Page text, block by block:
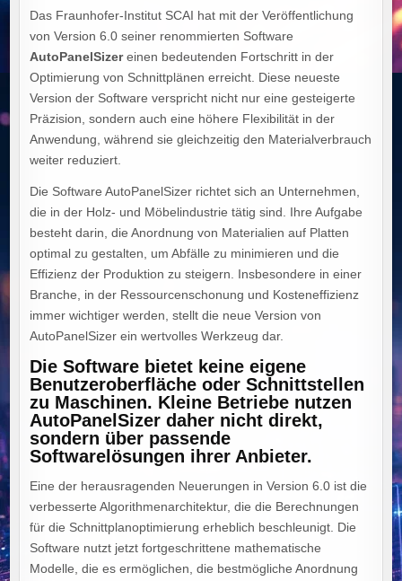
Das Fraunhofer-Institut SCAI hat mit der Veröffentlichung
von Version 6.0 seiner renommierten Software
AutoPanelSizereinen bedeutenden Fortschritt in der
Optimierung von Schnittplänen erreicht. Diese neueste
Version der Software verspricht nicht nur eine gesteigerte
Präzision, sondern auch eine höhere Flexibilität in der
Anwendung, während sie gleichzeitig den Materialverbrauch
weiter reduziert.
Die Software AutoPanelSizer richtet sich an Unternehmen,
die in der Holz- und Möbelindustrie tätig sind. Ihre Aufgabe
besteht darin, die Anordnung von Materialien auf Platten
optimal zu gestalten, um Abfälle zu minimieren und die
Effizienz der Produktion zu steigern. Insbesondere in einer
Branche, in der Ressourcenschonung und Kosteneffizienz
immer wichtiger werden, stellt die neue Version von
AutoPanelSizer ein wertvolles Werkzeug dar.
Die Software bietet keine eigene
Benutzeroberfläche oder Schnittstellen
zu Maschinen. Kleine Betriebe nutzen
AutoPanelSizer daher nicht direkt,
sondern über passende
Softwarelösungen ihrer Anbieter.
Eine der herausragenden Neuerungen in Version 6.0 ist die
verbesserte Algorithmenarchitektur, die die Berechnungen
für die Schnittplanoptimierung erheblich beschleunigt. Die
Software nutzt jetzt fortgeschrittene mathematische
Modelle, die es ermöglichen, die bestmögliche Anordnung